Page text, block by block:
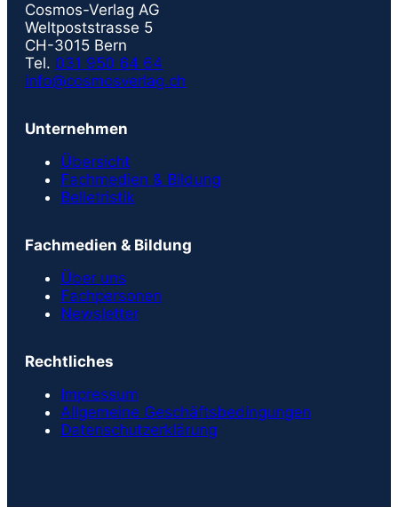
Cosmos-Verlag AG
Weltpoststrasse 5
CH-3015 Bern
Tel. 031 950 64 64
info@cosmosverlag.ch
Unternehmen
Übersicht
Fachmedien & Bildung
Belletristik
Fachmedien & Bildung
Über uns
Fachpersonen
Newsletter
Rechtliches
Impressum
Allgemeine Geschäftsbedingungen
Datenschutzerklärung